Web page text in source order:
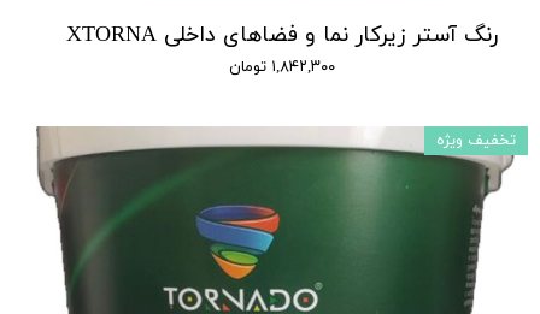
رنگ آستر زیرکار نما و فضاهای داخلی XTORNA
۱,۸۴۲,۳۰۰ تومان
تخفیف ویژه